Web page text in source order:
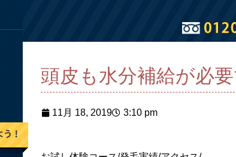
頭皮も水分補給が必要
11月 18, 2019 3:10 pm